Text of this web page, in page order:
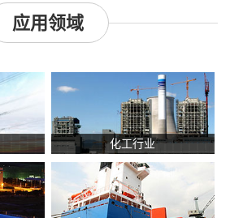
应用领域
化工行业